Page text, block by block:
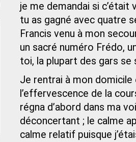
je me demandai si c’était
tu as gagné avec quatre
Francis venu à mon
un sacré numéro Frédo,
toi, la plupart des gars
Je rentrai à mon
l’effervescence de la
régna d’abord dans ma
déconcertant ; le calme
calme relatif puisque